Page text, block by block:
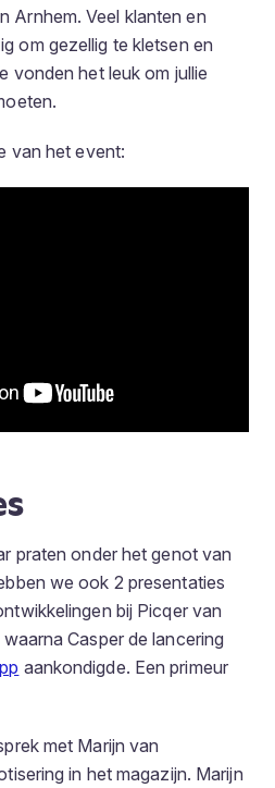
Arnhem. Veel klanten en
om gezellig te kletsen en
vonden het leuk om jullie
van het event:
praten onder het genot van
we ook 2 presentaties
bij Picqer van
Casper de lancering
aankondigde. Een primeur
met Marijn van
in het magazijn. Marijn